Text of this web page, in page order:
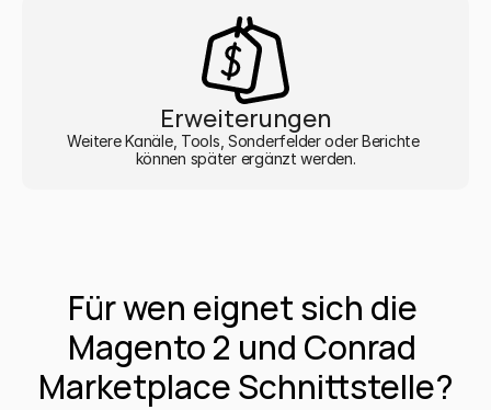
Erweiterungen
Weitere Kanäle, Tools, Sonderfelder oder Berichte
können später ergänzt werden.
Für wen eignet sich die
Magento 2 und Conrad
Marketplace Schnittstelle?